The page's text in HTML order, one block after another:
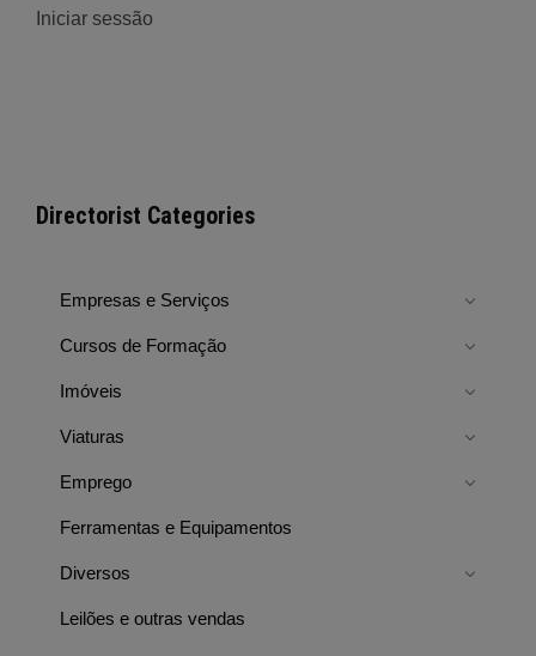
Iniciar sessão
Directorist Categories
Empresas e Serviços
Cursos de Formação
Imóveis
Viaturas
Emprego
Ferramentas e Equipamentos
Diversos
Leilões e outras vendas